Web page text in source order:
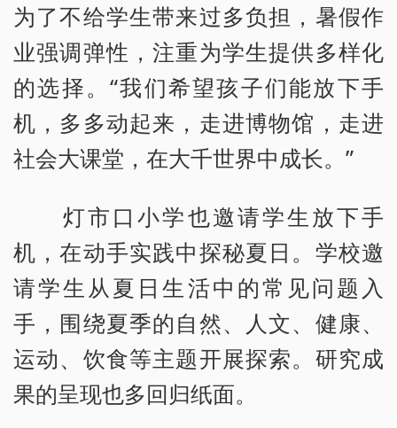
为了不给学生带来过多负担，暑假作
业强调弹性，注重为学生提供多样化
的选择。“我们希望孩子们能放下手
机，多多动起来，走进博物馆，走进
社会大课堂，在大千世界中成长。”
灯市口小学也邀请学生放下手
机，在动手实践中探秘夏日。学校邀
请学生从夏日生活中的常见问题入
手，围绕夏季的自然、人文、健康、
运动、饮食等主题开展探索。研究成
果的呈现也多回归纸面。